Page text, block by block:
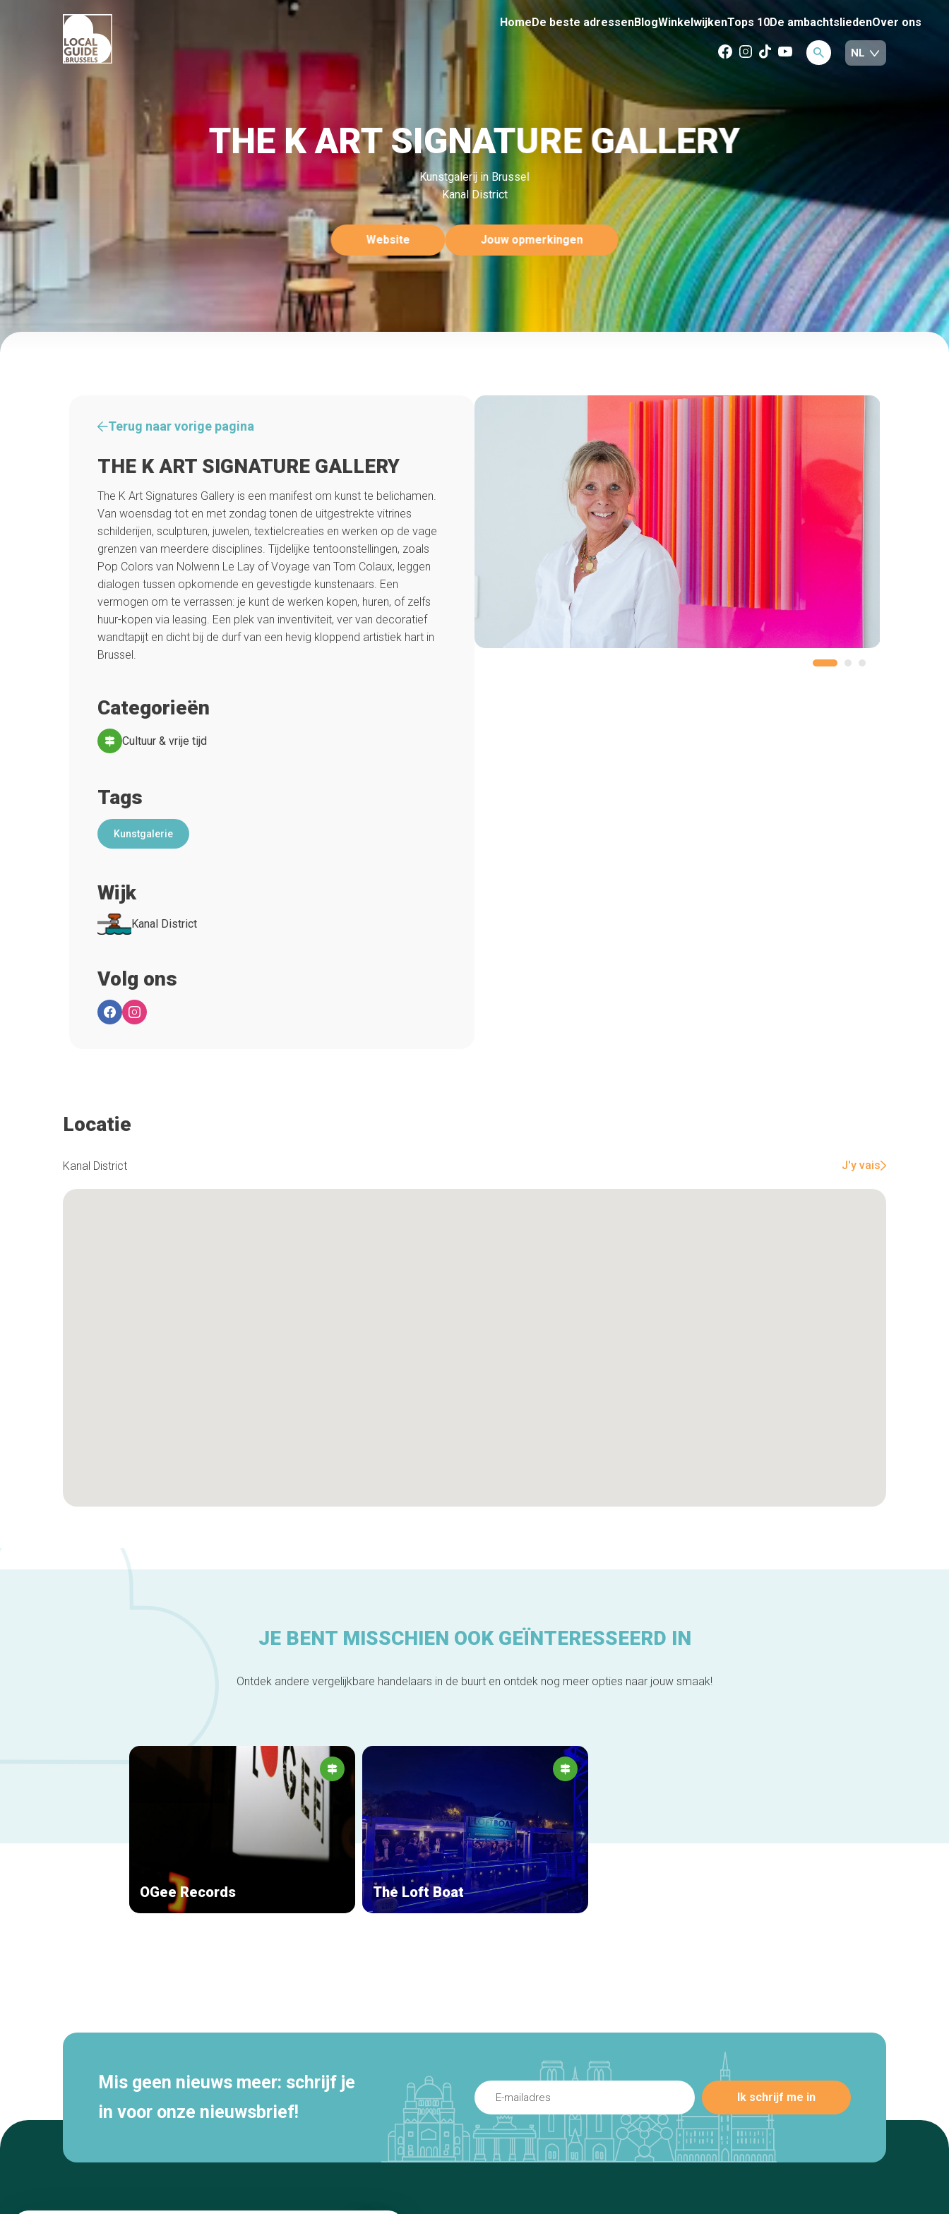
HomeDe beste adressenBlogWinkelwijkenTops 10De ambachtsliedenOver ons
THE K ART SIGNATURE GALLERY
Kunstgalerij in Brussel
Kanal District
Website Jouw opmerkingen
Terug naar vorige pagina
THE K ART SIGNATURE GALLERY
The K Art Signatures Gallery is een manifest om kunst te belichamen.
Van woensdag tot en met zondag tonen de uitgestrekte vitrines
schilderijen, sculpturen, juwelen, textielcreaties en werken op de vage
grenzen van meerdere disciplines. Tijdelijke tentoonstellingen, zoals
Pop Colors van Nolwenn Le Lay of Voyage van Tom Colaux, leggen
dialogen tussen opkomende en gevestigde kunstenaars. Een
vermogen om te verrassen: je kunt de werken kopen, huren, of zelfs
huur-kopen via leasing. Een plek van inventiviteit, ver van decoratief
wandtapijt en dicht bij de durf van een hevig kloppend artistiek hart in
Brussel.
Categorieën
Cultuur & vrije tijd
Tags
Kunstgalerie
Wijk
Kanal District
Volg ons
Locatie
Kanal District J'y vais
JE BENT MISSCHIEN OOK GEÏNTERESSEERD IN
Ontdek andere vergelijkbare handelaars in de buurt en ontdek nog meer opties naar jouw smaak!
OGee Records The Loft Boat
Mis geen nieuws meer: schrijf je
in voor onze nieuwsbrief!